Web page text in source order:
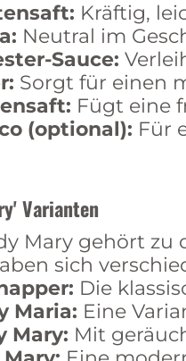
Kräftig,
Neutral im
Sauce:
Sorgt für einen
Fügt eine
(optional): Für
Varianten
Mary gehört zu
sich
Die
Maria: Eine
Mary: Mit